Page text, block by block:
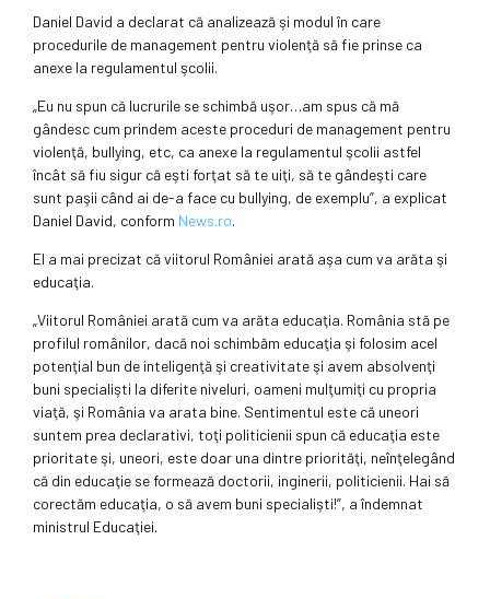
Daniel David a declarat că analizează şi modul în care
procedurile de management pentru violenţă să fie prinse ca
anexe la regulamentul şcolii.
„Eu nu spun că lucrurile se schimbă uşor…am spus că mă
gândesc cum prindem aceste proceduri de management pentru
violenţă, bullying, etc, ca anexe la regulamentul şcolii astfel
încât să fiu sigur că eşti forţat să te uiţi, să te gândeşti care
sunt paşii când ai de-a face cu bullying, de exemplu”, a explicat
Daniel David, conform News.ro.
El a mai precizat că viitorul României arată aşa cum va arăta şi
educaţia.
„Viitorul României arată cum va arăta educaţia. România stă pe
profilul românilor, dacă noi schimbăm educaţia şi folosim acel
potenţial bun de inteligenţă şi creativitate şi avem absolvenţi
buni specialişti la diferite niveluri, oameni mulţumiţi cu propria
viaţă, şi România va arata bine. Sentimentul este că uneori
suntem prea declarativi, toţi politicienii spun că educaţia este
prioritate şi, uneori, este doar una dintre priorităţi, neînţelegând
că din educaţie se formează doctorii, inginerii, politicienii. Hai să
corectăm educaţia, o să avem buni specialişti!”, a îndemnat
ministrul Educaţiei.